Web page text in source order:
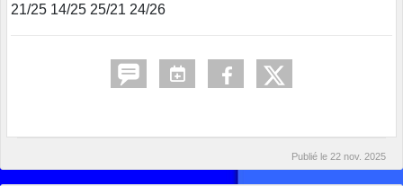
21/25 14/25 25/21 24/26
Publié le 22 nov. 2025